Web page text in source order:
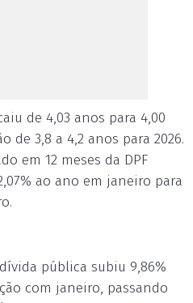
de 4,03 anos para 4,00
de 3,8 a 4,2 anos para 2026.
em 12 meses da DPF
ao ano em janeiro para
pública subiu 9,86%
com janeiro, passando